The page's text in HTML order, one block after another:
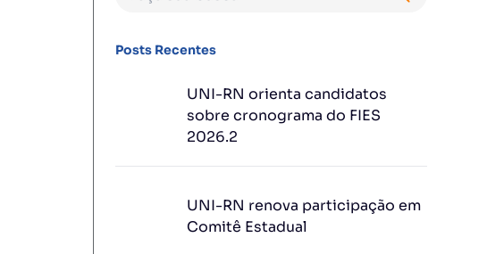
Posts Recentes
UNI-RN orienta candidatos
sobre cronograma do FIES
2026.2
UNI-RN renova participação em
Comitê Estadual